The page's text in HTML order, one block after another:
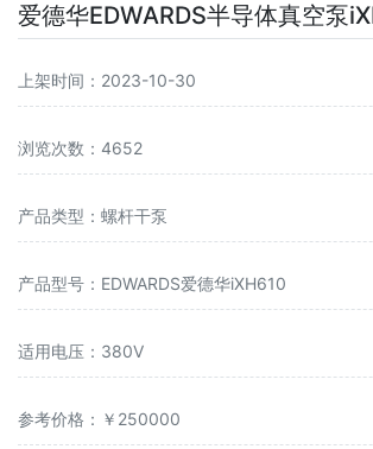
爱德华EDWARDS半导体真空泵
上架时间：2023-10-30
浏览次数：4652
产品类型：螺杆干泵
产品型号：EDWARDS爱德华iXH610
适用电压：380V
参考价格：￥250000